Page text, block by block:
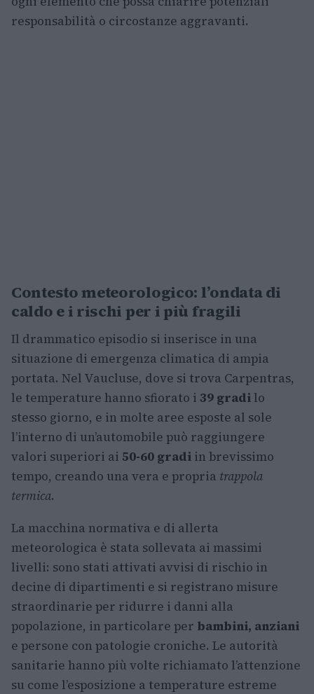
responsabilità o circostanze aggravanti.
Contesto meteorologico: l’ondata di
caldo e i rischi per i più fragili
Il drammatico episodio si inserisce in una
situazione di emergenza climatica di ampia
portata. Nel Vaucluse, dove si trova Carpentras,
le temperature hanno sfiorato i 39 gradi lo
stesso giorno, e in molte aree esposte al sole
l’interno di un’automobile può raggiungere
valori superiori ai 50-60 gradi in brevissimo
tempo, creando una vera e propria trappola
termica.
La macchina normativa e di allerta
meteorologica è stata sollevata ai massimi
livelli: sono stati attivati avvisi di rischio in
decine di dipartimenti e si registrano misure
straordinarie per ridurre i danni alla
popolazione, in particolare per bambini, anziani
e persone con patologie croniche. Le autorità
sanitarie hanno più volte richiamato l’attenzione
su come l’esposizione a temperature estreme